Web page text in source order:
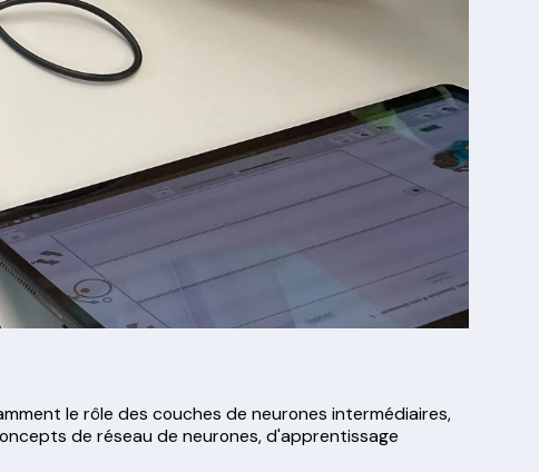
le rôle des couches de neurones intermédiaires,
de réseau de neurones, d'apprentissage